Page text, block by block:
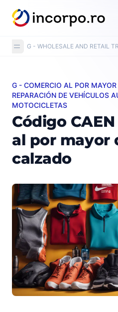
principal
G - WHOLESALE AND RETAIL
Código CAEN 4642: Venta
G - COMERCIO AL POR
REPARACIÓN DE VEHÍCULOS
MOTOCICLETAS
Código
al por mayor
calzado